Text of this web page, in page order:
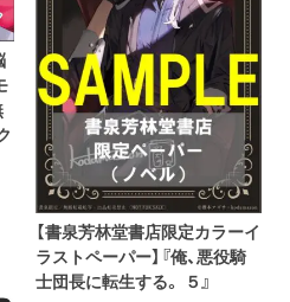
【書泉芳林堂書店限定カラーイ
ラストペーパー】『俺、悪役騎
士団長に転生する。 ５』